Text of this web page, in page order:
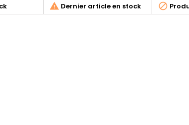
 Dernier article en stock 